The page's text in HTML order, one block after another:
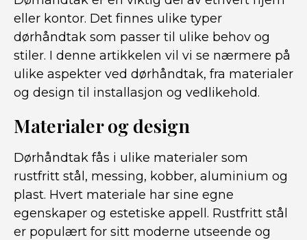
eller kontor. Det finnes ulike typer
dørhåndtak som passer til ulike behov og
stiler. I denne artikkelen vil vi se nærmere på
ulike aspekter ved dørhåndtak, fra materialer
og design til installasjon og vedlikehold.
Materialer og design
Dørhåndtak fås i ulike materialer som
rustfritt stål, messing, kobber, aluminium og
plast. Hvert materiale har sine egne
egenskaper og estetiske appell. Rustfritt stål
er populært for sitt moderne utseende og